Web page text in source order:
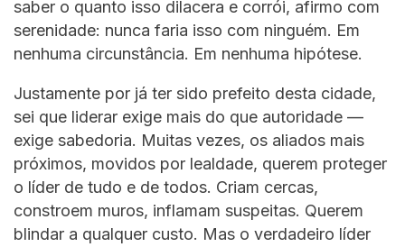
saber o quanto isso dilacera e corrói, afirmo com
serenidade: nunca faria isso com ninguém. Em
nenhuma circunstância. Em nenhuma hipótese.
Justamente por já ter sido prefeito desta cidade,
sei que liderar exige mais do que autoridade —
exige sabedoria. Muitas vezes, os aliados mais
próximos, movidos por lealdade, querem proteger
o líder de tudo e de todos. Criam cercas,
constroem muros, inflamam suspeitas. Querem
blindar a qualquer custo. Mas o verdadeiro líder